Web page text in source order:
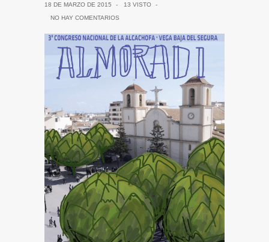
18 DE MARZO DE 2015 - 13 VISTO
-
NO HAY COMENTARIOS